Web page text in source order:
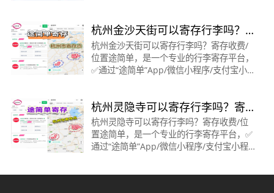
&gt;&gt;&gt;&gt;&gt;&gt;&gt;&gt;&gt;&gt;&gt
杭州金沙天街可以寄存行李吗？
寄存收费/位置
杭州金沙天街可以寄存行李吗？寄存收费/
位置途简单，是一个专业的行李寄存平台，
✅通过“途简单”App/微信小程序/支付宝小
存点时间：09
杭州灵隐寺可以寄存行李吗？寄
存收费/位置
杭州灵隐寺可以寄存行李吗？寄存收费/位
置途简单，是一个专业的行李寄存平台，✅
通过“途简单”App/微信小程序/支付宝小程